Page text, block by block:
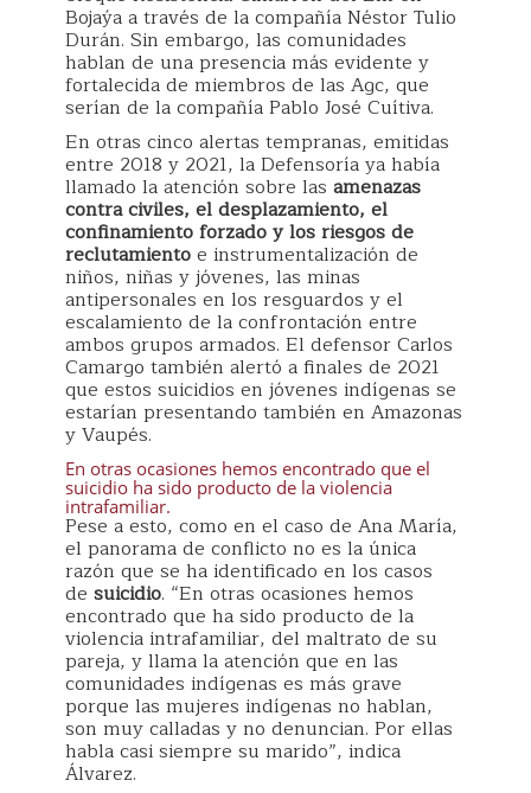
Bojaýa a través de la compañía Néstor Tulio
Durán. Sin embargo, las comunidades
hablan de una presencia más evidente y
fortalecida de miembros de las Agc, que
serían de la compañía Pablo José Cuítiva.
En otras cinco alertas tempranas, emitidas
entre 2018 y 2021, la Defensoría ya había
llamado la atención sobre las amenazas
contra civiles, el desplazamiento, el
confinamiento forzado y los riesgos de
reclutamientoe instrumentalización de
niños, niñas y jóvenes, las minas
antipersonales en los resguardos y el
escalamiento de la confrontación entre
ambos grupos armados. El defensor Carlos
Camargo también alertó a finales de 2021
que estos suicidios en jóvenes indígenas se
estarían presentando también en Amazonas
y Vaupés.
En otras ocasiones hemos encontrado que el
suicidio ha sido producto de la violencia
intrafamiliar.
Pese a esto, como en el caso de Ana María,
el panorama de conflicto no es la única
razón que se ha identificado en los casos
de suicidio. “En otras ocasiones hemos
encontrado que ha sido producto de la
violencia intrafamiliar, del maltrato de su
pareja, y llama la atención que en las
comunidades indígenas es más grave
porque las mujeres indígenas no hablan,
son muy calladas y no denuncian. Por ellas
habla casi siempre su marido”, indica
Álvarez.